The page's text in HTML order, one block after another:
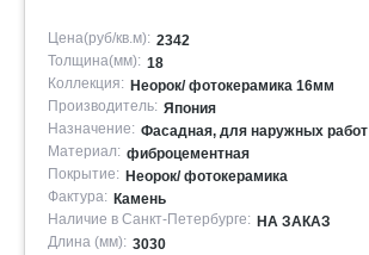
Цена(руб/кв.м): 2342
Толщина(мм): 18
Коллекция: Неорок/ фотокерамика 16мм
Производитель: Япония
Назначение: Фасадная, для наружных работ
Материал: фиброцементная
Покрытие: Неорок/ фотокерамика
Фактура: Камень
Наличие в Санкт-Петербурге: НА ЗАКАЗ
Длина (мм): 3030